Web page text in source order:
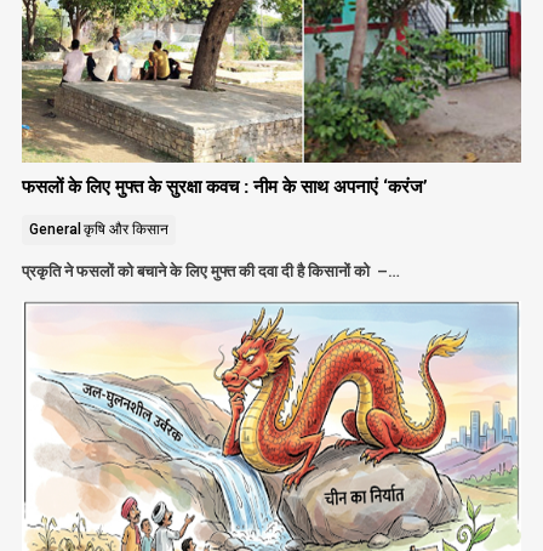
फसलों के लिए मुफ्त के सुरक्षा कवच : नीम के साथ अपनाएं ‘करंज’
General कृषि और किसान
प्रकृति ने फसलों को बचाने के लिए मुफ्त की दवा दी है किसानों को –…